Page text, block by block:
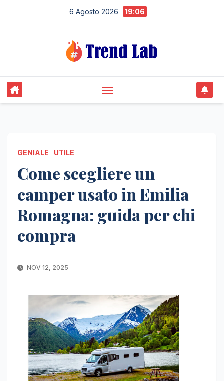
6 Agosto 2026 19:06
GENIALE UTILE
Come scegliere un
camper usato in Emilia
Romagna: guida per chi
compra
NOV 12, 2025